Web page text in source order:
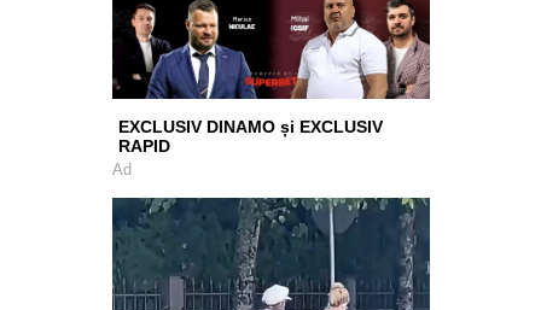
EXCLUSIV DINAMO și EXCLUSIV
RAPID
Ad